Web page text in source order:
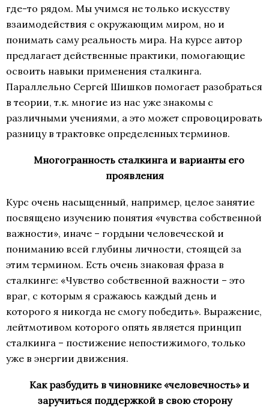
где-то рядом. Мы учимся не только искусству
взаимодействия с окружающим миром, но и
понимать саму реальность мира. На курсе автор
предлагает действенные практики, помогающие
освоить навыки применения сталкинга.
Параллельно Сергей Шишков помогает разобраться
в теории, т.к. многие из нас уже знакомы с
различными учениями, а это может спровоцировать
разницу в трактовке определенных терминов.
Многогранность сталкинга и варианты его
проявления
Курс очень насыщенный, например, целое занятие
посвящено изучению понятия «чувства собственной
важности», иначе – гордыни человеческой и
пониманию всей глубины личности, стоящей за
этим термином. Есть очень знаковая фраза в
сталкинге: «Чувство собственной важности – это
враг, с которым я сражаюсь каждый день и
которого я никогда не смогу победить». Выражение,
лейтмотивом которого опять является принцип
сталкинга – постижение непостижимого, только
уже в энергии движения.
Как разбудить в чиновнике «человечность» и
заручиться поддержкой в свою сторону